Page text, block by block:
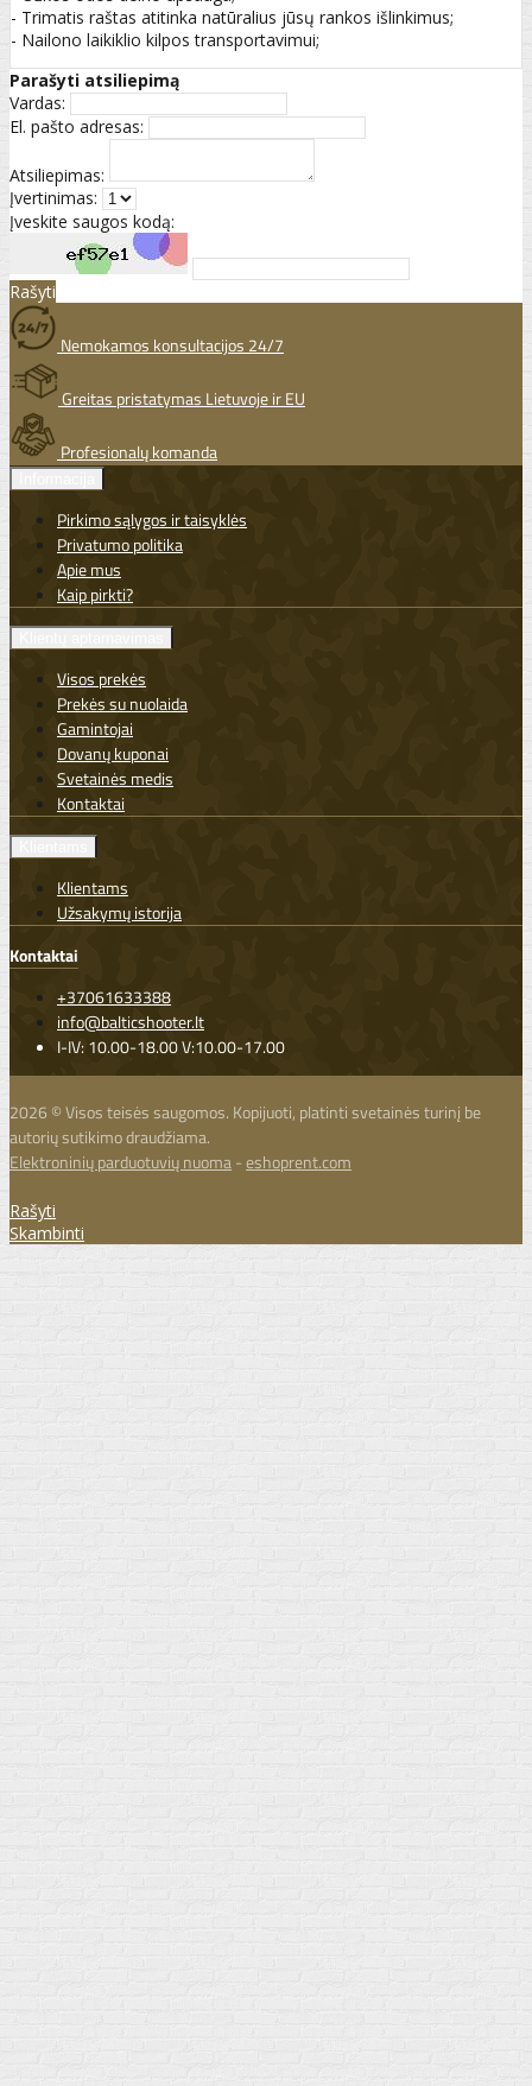
- Trimatis raštas atitinka natūralius jūsų rankos išlinkimus;
- Nailono laikiklio kilpos transportavimui;
Parašyti atsiliepimą
Vardas:
El. pašto adresas:
Atsiliepimas:
Įvertinimas:
Įveskite saugos kodą:
Rašyti
Nemokamos konsultacijos 24/7
Greitas pristatymas Lietuvoje ir EU
Profesionalų komanda
Pirkimo sąlygos ir taisyklės
Privatumo politika
Apie mus
Kaip pirkti?
Visos prekės
Prekės su nuolaida
Gamintojai
Dovanų kuponai
Svetainės medis
Kontaktai
Klientams
Užsakymų istorija
Kontaktai
+37061633388
info@balticshooter.lt
I-IV: 10.00-18.00 V:10.00-17.00
2026 © Visos teisės saugomos. Kopijuoti, platinti svetainės turinį be
autorių sutikimo draudžiama.
Elektroninių parduotuvių nuoma-eshoprent.com
Rašyti
Skambinti